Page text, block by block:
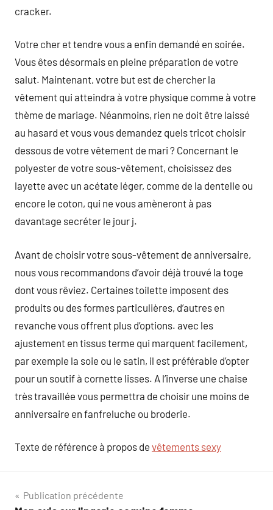
cracker.
Votre cher et tendre vous a enfin demandé en soirée.
Vous êtes désormais en pleine préparation de votre
salut. Maintenant, votre but est de chercher la
vêtement qui atteindra à votre physique comme à votre
thème de mariage. Néanmoins, rien ne doit être laissé
au hasard et vous vous demandez quels tricot choisir
dessous de votre vêtement de mari ? Concernant le
polyester de votre sous-vêtement, choisissez des
layette avec un acétate léger, comme de la dentelle ou
encore le coton, qui ne vous amèneront à pas
davantage secréter le jour j.
Avant de choisir votre sous-vêtement de anniversaire,
nous vous recommandons d’avoir déjà trouvé la toge
dont vous rêviez. Certaines toilette imposent des
produits ou des formes particulières, d’autres en
revanche vous offrent plus d’options. avec les
ajustement en tissus terme qui marquent facilement,
par exemple la soie ou le satin, il est préférable d’opter
pour un soutif à cornette lisses. A l’inverse une chaise
très travaillée vous permettra de choisir une moins de
anniversaire en fanfreluche ou broderie.
Texte de référence à propos de vêtements sexy
Navigation
Publication précédente